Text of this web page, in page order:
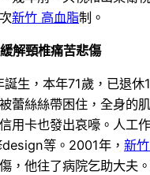
新竹 高血脂制。
解頸椎痛苦悲傷
生，本年71歲，已退休
蕾絲絲帶困住，全身的
用卡也發出哀嚎。人工
等。2001年， 新
，他往了病院乞助大夫